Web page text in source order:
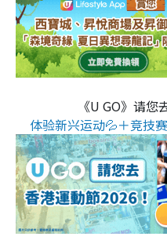
《U GO》请您
体验新兴运动💦＋竞技